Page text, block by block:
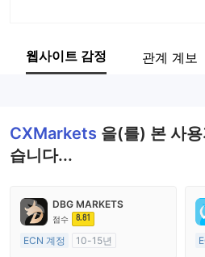
회사 전체 이름
웹사이트 감정 관계 계보
CXMarkets 을(를) 본 사
습니다...
DBG MARKETS
점수 8.81
ECN 계정
10-15년